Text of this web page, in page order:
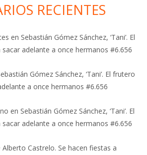
RECIENTES
en Sebastián Gómez Sánchez, ‘Tani’. El
adelante a once hermanos #6.656
Gómez Sánchez, ‘Tani’. El frutero
a once hermanos #6.656
en Sebastián Gómez Sánchez, ‘Tani’. El
adelante a once hermanos #6.656
Alberto Castrelo. Se hacen fiestas a